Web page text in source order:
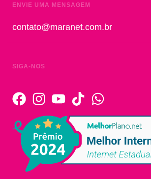
ENVIE UMA MENSAGEM
contato@maranet.com.br
SIGA-NOS